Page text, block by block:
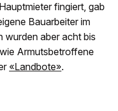
fingiert, gab
Bauarbeiter im
wurden aber acht bis
Armutsbetroffene
«Landbote».